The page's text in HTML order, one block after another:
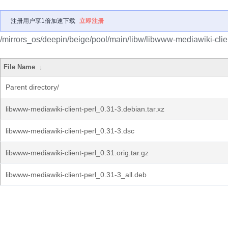
注册用户享1倍加速下载 立即注册
/mirrors_os/deepin/beige/pool/main/libw/libwww-mediawiki-
File Name ↓
Parent directory/
libwww-mediawiki-client-perl_0.31-3.debian.tar.xz
libwww-mediawiki-client-perl_0.31-3.dsc
libwww-mediawiki-client-perl_0.31.orig.tar.gz
libwww-mediawiki-client-perl_0.31-3_all.deb